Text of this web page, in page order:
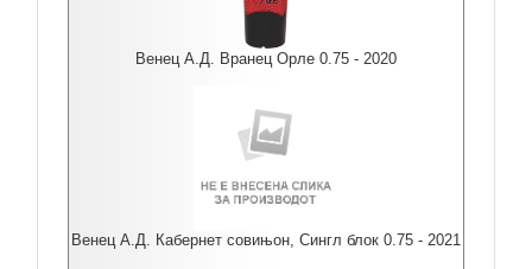
Венец А.Д. Вранец Орле 0.75 - 2020
Венец А.Д. Кабернет совињон, Сингл блок 0.75 - 2021